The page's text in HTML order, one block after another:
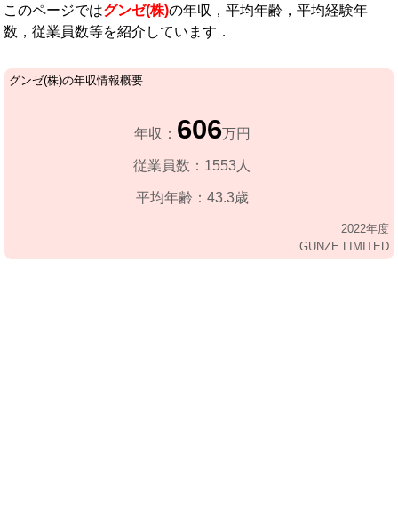
収録企業データの状況
このページではグンゼ(株)の年収，平均年齢，平均経験年
数，従業員数等を紹介しています．
グンゼ(株)の年収情報概要
年収： 606万円
従業員数：1553人
平均年齢：43.3歳
2022年度
GUNZE LIMITED